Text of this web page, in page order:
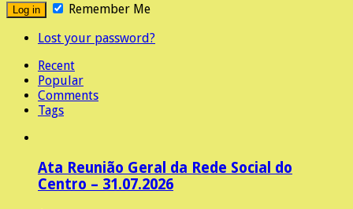
Remember Me
Lost your password?
Recent
Popular
Comments
Tags
Ata Reunião Geral da Rede Social do
Centro – 31.07.2026